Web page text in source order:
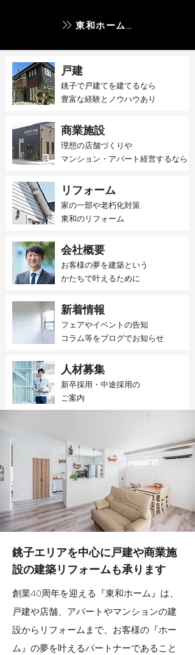
東和ホームとは
戸建
銚子で戸建てを建てるなら​
豊富な経験とノウハウあり
商業施設
理想の店舗づくりや
マンション・アパート経営するなら
リフォーム
家の一部や老朽化対策
東和のリフォーム
会社概要
お客様の夢を建築という
かたちで叶えるために
新着情報
フェアやイベントの告知
​コラム等をブログでお知らせ
人材募集
新卒採用・中途採用の
​ご案内
銚子エリアを中心に戸建や商業施
設の建築リフォームも承ります
創業40周年を迎える『東和ホーム』は、
戸建や店舗、アパートやマンションの建
設からリフォームまで、お客様の『ホー
ム』の夢を叶えるパートナーであること